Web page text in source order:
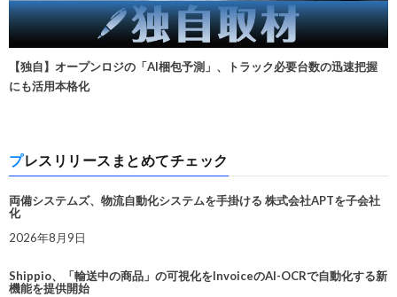
【独自】オープンロジの「AI梱包予測」、トラック必要台数の迅速把握
にも活用本格化
プレスリリースまとめてチェック
両備システムズ、物流自動化システムを手掛ける 株式会社APTを子会社
化
2026年8月9日
Shippio、「輸送中の商品」の可視化をInvoiceのAI-OCRで自動化する新
機能を提供開始